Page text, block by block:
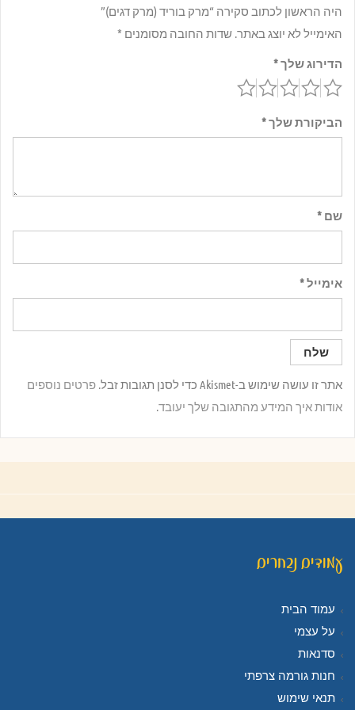
היה הראשון לכתוב סקירה “מרק בוריד (מרק דגים)”
האימייל לא יוצג באתר. שדות החובה מסומנים *
הדירוג שלך*
הביקורת שלך*
שם *
אימייל*
אתר זו עושה שימוש ב-Akismet כדי לסנן תגובות זבל.
פרטים נוספים
אודות איך המידע מהתגובה שלך יעובד.
עמודים נבחרים
עמוד הבית
על עצמי
סדנאות
חנות גורמה צרפתי
תנאי שימוש